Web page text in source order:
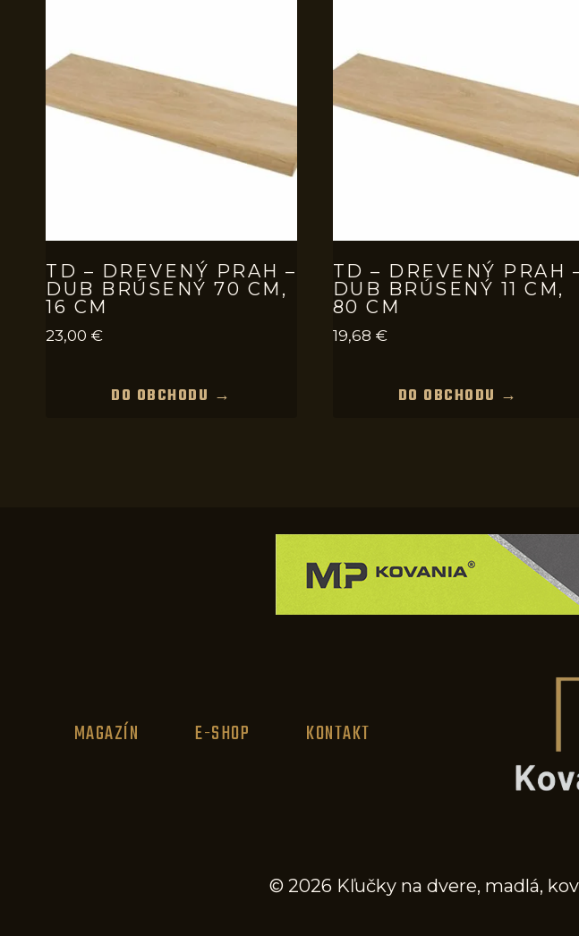
TD – DREVENÝ PRAH –
DUB BRÚSENÝ 70 CM,
16 CM
23,00 €
DO OBCHODU →
TD – DREVENÝ PRAH
DUB BRÚSENÝ 11 CM,
80 CM
19,68 €
DO OBCHODU →
MAGAZÍN E-SHOP KONTAKT
© 2026 Kľučky na dvere, madlá,